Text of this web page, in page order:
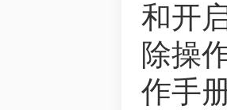
和开
除操
作手